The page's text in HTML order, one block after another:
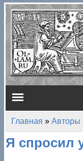
Перейти к
Главное меню
Вы здесь
Главная » Авторы
Я спросил